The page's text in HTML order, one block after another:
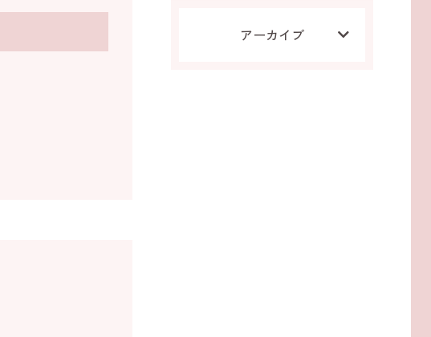
アーカイブ